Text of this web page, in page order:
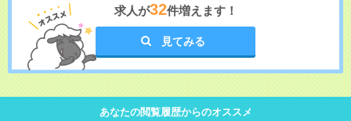
求人が32件増えます！
見てみる
あなたの閲覧履歴からのオススメ